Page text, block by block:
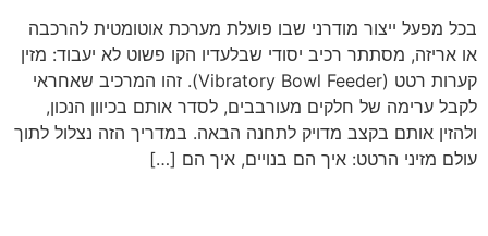
ייצור מודרני שבו פועלת מערכת אוטומטית להרכבה
מסתתר רכיב יסודי שבלעדיו הקו פשוט לא יעבוד: מזין
קערות רטט (Vibratory Bowl Feeder). זהו המרכיב שאחראי
של חלקים מעורבבים, לסדר אותם בכיוון הנכון,
בקצב מדויק לתחנה הבאה. במדריך הזה נצלול לתוך
הרטט: איך הם בנויים, איך הם […]